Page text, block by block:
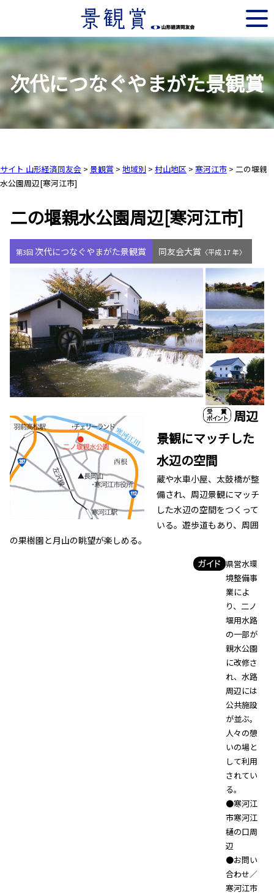
次代につなぐやまがた景観賞
サイト 山形経済同友会 > 景観賞 > 地域別 > 村山地区 > 寒河江市 > 二の堰親
水公園周辺[寒河江市]
二の堰親水公園周辺[寒河江市]
第3回次代につなぐやまがた景観賞 同友会大賞 〈平成 17 年〉
周辺
景観にマッチした
水辺の空間
蔵や水車小屋、太鼓橋が整
備され、周辺景観にマッチ
した水辺の空間をつくって
いる。遊歩道もあり、周囲
の果樹園と月山の眺望が楽しめる。
県営水環
境整備事
業によ
り、二ノ
堰用水路
の一部が
親水公園
に改修さ
れ、水路
周辺には
公共施設
が並ぶ。
人々の憩
いの場と
して利用
されてい
る。
●寒河江
市寒河江
樋の口周
辺
●お問い
合わせ／
寒河江市